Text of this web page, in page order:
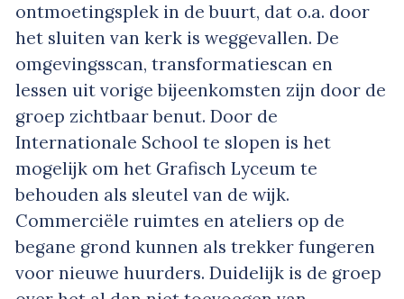
ontmoetingsplek in de buurt, dat o.a. door
het sluiten van kerk is weggevallen. De
omgevingsscan, transformatiescan en
lessen uit vorige bijeenkomsten zijn door de
groep zichtbaar benut. Door de
Internationale School te slopen is het
mogelijk om het Grafisch Lyceum te
behouden als sleutel van de wijk.
Commerciële ruimtes en ateliers op de
begane grond kunnen als trekker fungeren
voor nieuwe huurders. Duidelijk is de groep